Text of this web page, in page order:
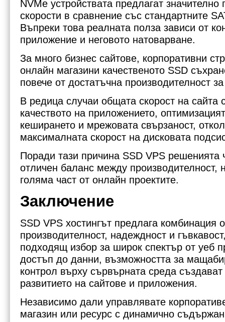
NVMe устройствата предлагат значително
скорости в сравнение със стандартните
Въпреки това реалната полза зависи от
приложение и неговото натоварване.
За много бизнес сайтове, корпоративни
онлайн магазини качественото SSD
повече от достатъчна производителност
В редица случаи общата скорост на сайта
качеството на приложението,
кеширането и мрежовата свързаност,
максималната скорост на дисковата
Поради тази причина SSD VPS решенията
отличен баланс между производителност,
голяма част от онлайн проектите.
Заключение
SSD VPS хостингът предлага комбинация
производителност, надеждност и
подходящ избор за широк спектър от уеб
достъп до данни, възможността за
контрол върху сървърната среда
развитието на сайтове и приложения.
Независимо дали управлявате
магазин или ресурс с динамично